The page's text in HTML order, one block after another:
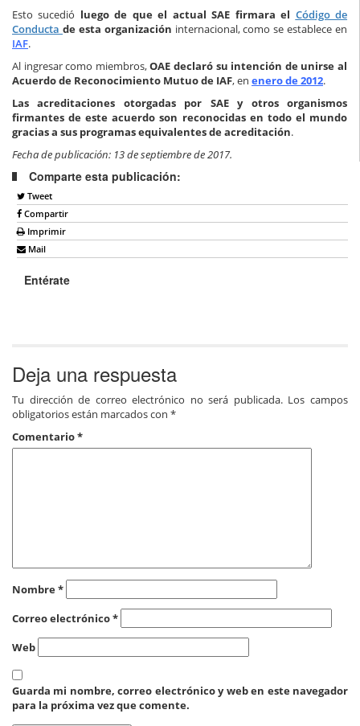
Esto sucedió luego de que el actual SAE firmara el Código de
Conducta de esta organización internacional, como se establece en
IAF.
Al ingresar como miembros,OAE declaró su intención de unirse al
Acuerdo de Reconocimiento Mutuo de IAF, en enero de 2012.
Las acreditaciones otorgadas por SAE y otros organismos
firmantes de este acuerdo son reconocidas en todo el mundo
gracias a sus programas equivalentes de acreditación.
Fecha de publicación: 13 de septiembre de 2017.
Comparte esta publicación:
Tweet
Compartir
Imprimir
Mail
Entérate
Deja una respuesta
Tu dirección de correo electrónico no será publicada. Los campos
obligatorios están marcados con *
Comentario*
Nombre*
Correo electrónico*
Web
Guarda mi nombre, correo electrónico y web en este navegador
para la próxima vez que comente.